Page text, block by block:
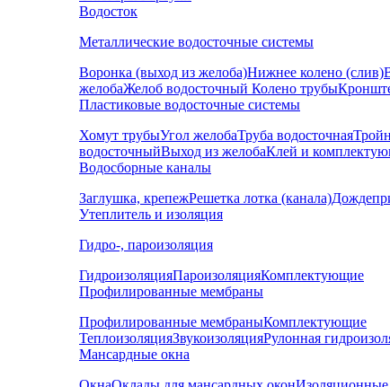
Водосток
Металлические водосточные системы
Воронка (выход из желоба)Нижнее колено (слив)
желобаЖелоб водосточный Колено трубы
Пластиковые водосточные системы
Хомут трубыУгол желобаТруба водосточная
водосточныйВыход из желобаКлей и
Водосборные каналы
Заглушка, крепежРешетка лотка (канала)
Утеплитель и изоляция
Гидро-, пароизоляция
ГидроизоляцияПароизоляцияКомплектующие
Профилированные мембраны
Профилированные мембраныКомплектующие
ТеплоизоляцияЗвукоизоляцияРулонная
Мансардные окна